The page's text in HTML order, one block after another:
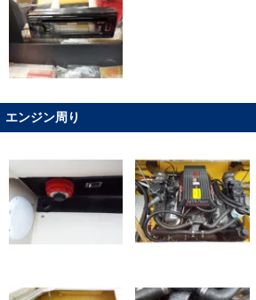
エンジン周り